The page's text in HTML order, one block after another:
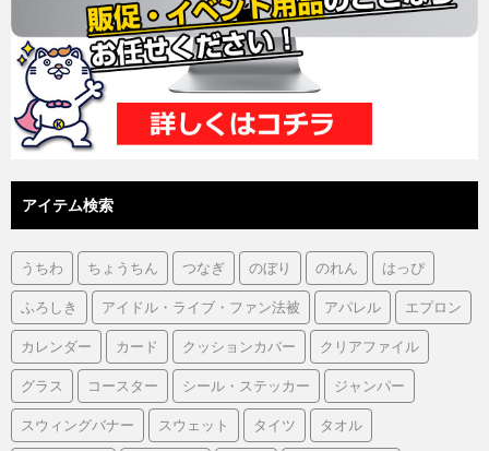
アイテム検索
うちわ ちょうちん つなぎ のぼり のれん はっぴ
ふろしき アイドル・ライブ・ファン法被 アパレル エプロン
カレンダー カード クッションカバー クリアファイル
グラス コースター シール・ステッカー ジャンパー
スウィングバナー スウェット タイツ タオル